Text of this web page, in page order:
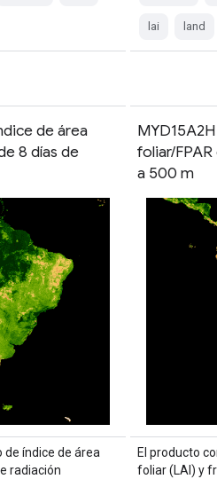
lai land
de área
8 días de
de índice de área
radiación
foliar/
a 500 m
El producto
foliar (LAI) y